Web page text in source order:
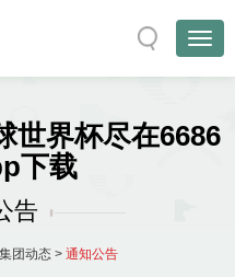
世界杯尽在6686
下载
告
集团动态> 通知公告